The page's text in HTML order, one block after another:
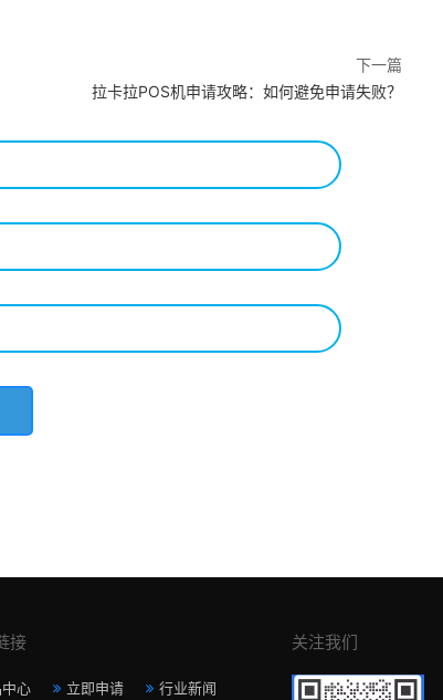
下一篇
拉卡拉POS机申请攻略：如何避免申请失败？
接
心 立即申请 行业新闻
关注我们